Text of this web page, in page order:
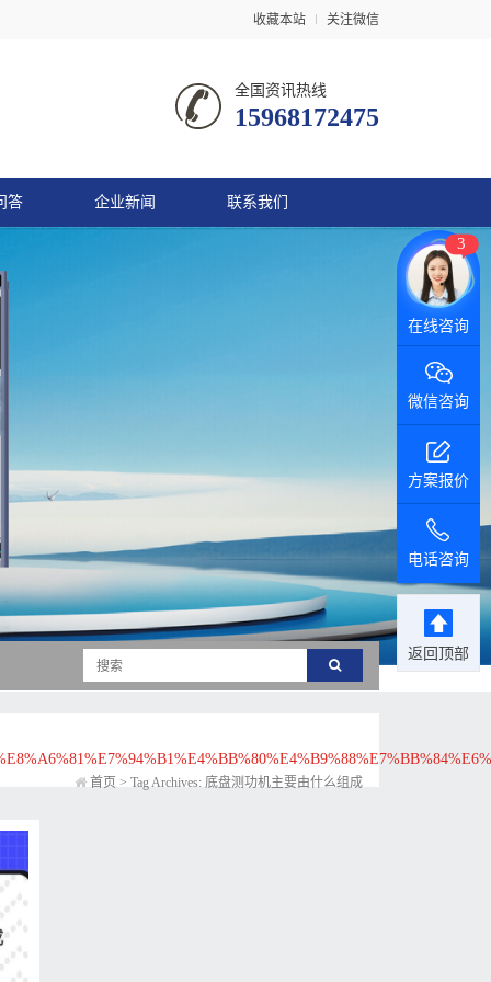
收藏本站 关注微信
全国资讯热线
15968172475
答 企业新闻 联系我们
首页 > Tag Archives: 底盘测功机主要由什么组成
3
在线咨询
微信咨询
方案报价
电话咨询
返回顶部